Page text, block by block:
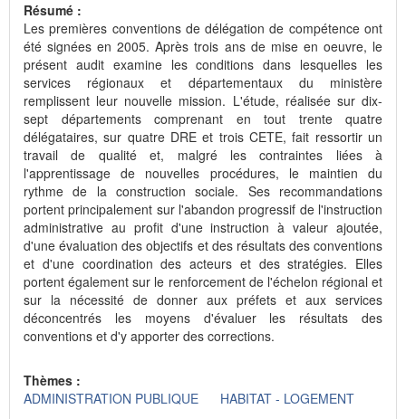
Résumé :
Les premières conventions de délégation de compétence ont
été signées en 2005. Après trois ans de mise en oeuvre, le
présent audit examine les conditions dans lesquelles les
services régionaux et départementaux du ministère
remplissent leur nouvelle mission. L'étude, réalisée sur dix-
sept départements comprenant en tout trente quatre
délégataires, sur quatre DRE et trois CETE, fait ressortir un
travail de qualité et, malgré les contraintes liées à
l'apprentissage de nouvelles procédures, le maintien du
rythme de la construction sociale. Ses recommandations
portent principalement sur l'abandon progressif de l'instruction
administrative au profit d'une instruction à valeur ajoutée,
d'une évaluation des objectifs et des résultats des conventions
et d'une coordination des acteurs et des stratégies. Elles
portent également sur le renforcement de l'échelon régional et
sur la nécessité de donner aux préfets et aux services
déconcentrés les moyens d'évaluer les résultats des
conventions et d'y apporter des corrections.
Thèmes :
ADMINISTRATION PUBLIQUE
HABITAT - LOGEMENT